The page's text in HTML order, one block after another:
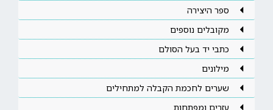
ספר היצירה
מקובלים נוספים
כתבי יד בעל הסולם
מילונים
שערים לחכמת הקבלה למתחילים
עזרים ומפתחות